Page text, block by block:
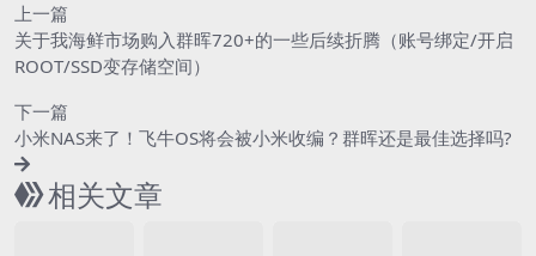
上一篇
关于我海鲜市场购入群晖720+的一些后续折腾（账号绑定/开启
ROOT/SSD变存储空间）
下一篇
小米NAS来了！飞牛OS将会被小米收编？群晖还是最佳选择吗?
相关文章